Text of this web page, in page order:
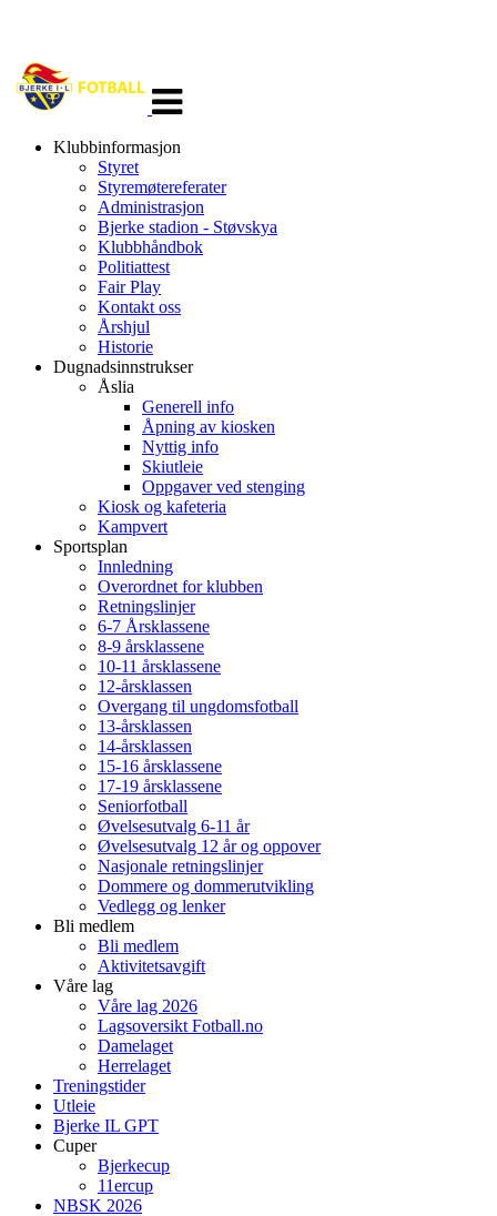
navigasjon
Klubbinformasjon
Styret
Styremøtereferater
Administrasjon
Bjerke stadion - Støvskya
Klubbhåndbok
Politiattest
Fair Play
Kontakt oss
Årshjul
Historie
Dugnadsinnstrukser
Åslia
Generell info
Åpning av kiosken
Nyttig info
Skiutleie
Oppgaver ved stenging
Kiosk og kafeteria
Kampvert
Sportsplan
Innledning
Overordnet for klubben
Retningslinjer
6-7 Årsklassene
8-9 årsklassene
10-11 årsklassene
12-årsklassen
Overgang til ungdomsfotball
13-årsklassen
14-årsklassen
15-16 årsklassene
17-19 årsklassene
Seniorfotball
Øvelsesutvalg 6-11 år
Øvelsesutvalg 12 år og oppover
Nasjonale retningslinjer
Dommere og dommerutvikling
Vedlegg og lenker
Bli medlem
Bli medlem
Aktivitetsavgift
Våre lag
Våre lag 2026
Lagsoversikt Fotball.no
Damelaget
Herrelaget
Treningstider
Utleie
Bjerke IL GPT
Cuper
Bjerkecup
11ercup
NBSK 2026